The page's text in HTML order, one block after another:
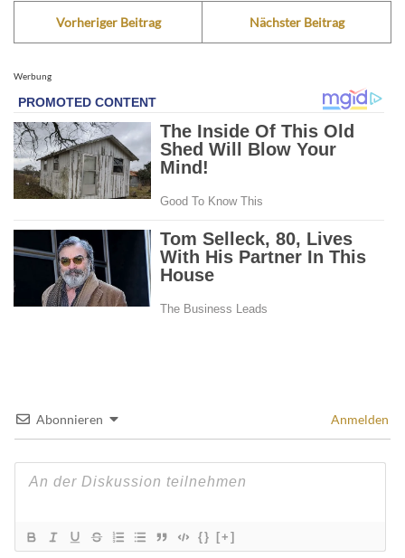
Vorheriger Beitrag Nächster Beitrag
Werbung
Abonnieren Anmelden
{} [+]